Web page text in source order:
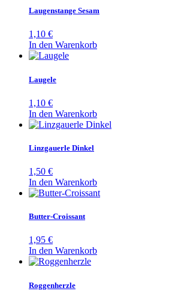
Laugenstange Sesam
1,10 €
In den Warenkorb
Laugele
1,10 €
In den Warenkorb
Linzgauerle Dinkel
1,50 €
In den Warenkorb
Butter-Croissant
1,95 €
In den Warenkorb
Roggenherzle